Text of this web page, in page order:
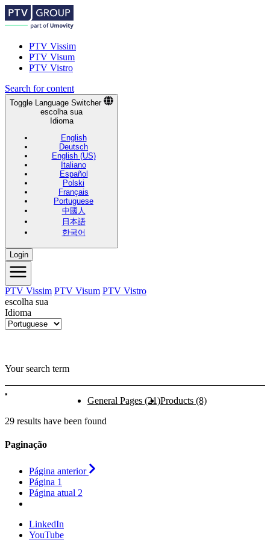
PTV Vissim
PTV Visum
PTV Vistro
Search for content
Toggle Language Switcher
escolha sua
Idioma
English
Deutsch
English (US)
Italiano
Español
Polski
Français
Portuguese
中國人
日本語
한국어
Login
PTV Vissim PTV Visum PTV Vistro
escolha sua
Idioma
Your search term
General Pages (21)Products (8)
29 results have been found
Paginação
Página anterior
Página 1
Página atual 2
LinkedIn
YouTube